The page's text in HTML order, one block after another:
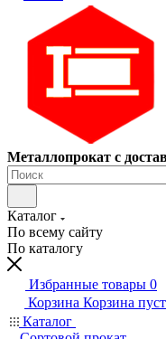
Металлопрокат с
Каталог
По всему сайту
По каталогу
Избранные товары 0
Корзина Корзина
Каталог